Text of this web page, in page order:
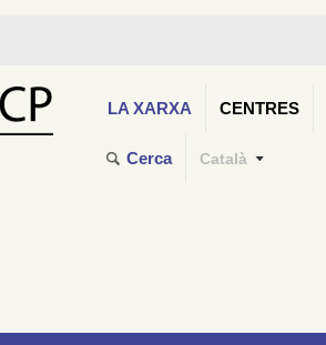
LA XARXA CENTRES
Cerca Català